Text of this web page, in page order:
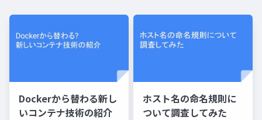
Dockerから替わる新し
いコンテナ技術の紹介
ホスト名の命名規則に
ついて調査してみた